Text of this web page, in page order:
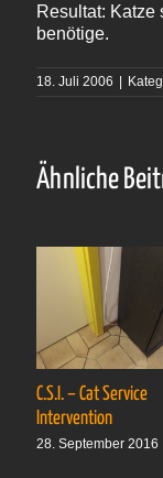
Resultat: Katze
benötige.
18. Juli 2006 |
Ähnliche
C.S.I. – Cat Service
Intervention
28. September 2016